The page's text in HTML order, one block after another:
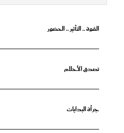
القوة .. التأثير .. الحضور
تصدق الأحلام
جرأة البدايات